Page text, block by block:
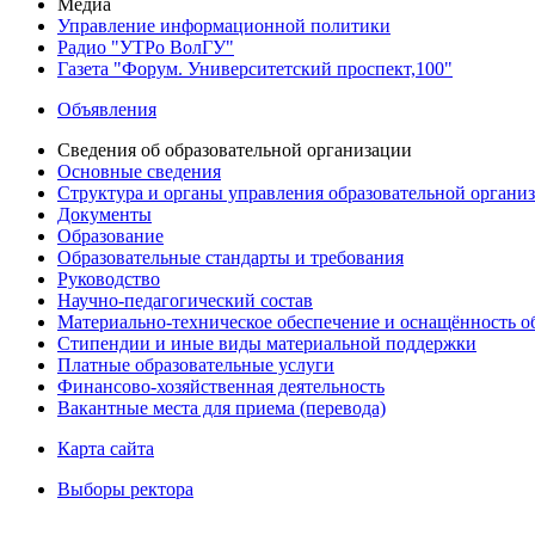
Медиа
Управление информационной политики
Радио "УТРо ВолГУ"
Газета "Форум. Университетский проспект,100"
Объявления
Сведения об образовательной организации
Основные сведения
Структура и органы управления образовательной
Документы
Образование
Образовательные стандарты и требования
Руководство
Научно-педагогический состав
Материально-техническое обеспечение и оснащённость
Стипендии и иные виды материальной поддержки
Платные образовательные услуги
Финансово-хозяйственная деятельность
Вакантные места для приема (перевода)
Карта сайта
Выборы ректора